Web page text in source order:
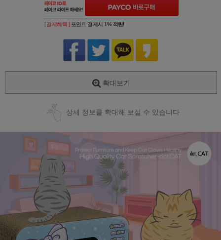
[ 결제혜택 ] 포인트 결제시 1% 적립!
확대보기
상세 정보를 확대해 보실 수 있습니다